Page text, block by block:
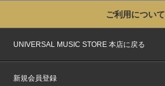
ご利用について
UNIVERSAL MUSIC STORE 本店に戻る
新規会員登録